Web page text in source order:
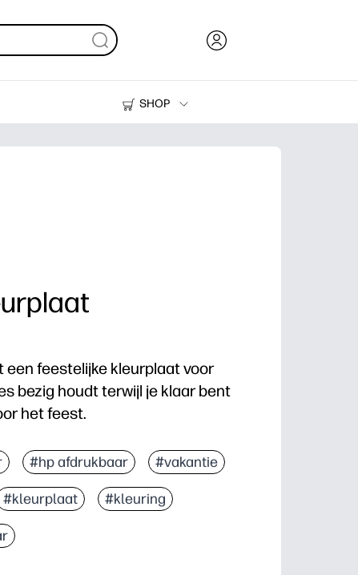
SHOP
Printers
een feestelijke kleurplaat voor
bezig houdt terwijl je klaar bent
het feest.
te gebruiken: u hebt geen snijbenodigdheden
kalm tijdens aftelactiviteiten.
kleurkeuze en creativiteit.
ook meteen als feestdecoratie of als
#hp afdrukbaar #vakantie
#kleurplaat #kleuring